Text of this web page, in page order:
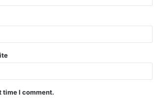
time I comment.